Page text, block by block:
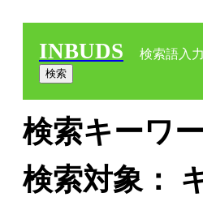
INBUDS 検索語入
検索キーワ
検索対象：